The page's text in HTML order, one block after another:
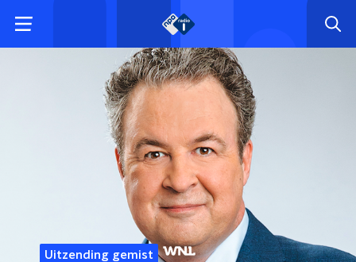
Uitzending gemist